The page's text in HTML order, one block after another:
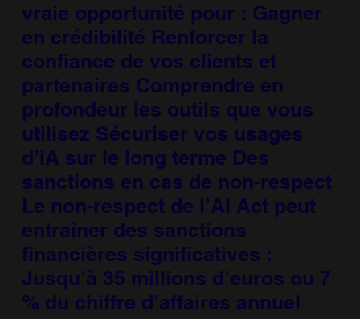
vraie opportunité pour : Gagner
en crédibilité Renforcer la
confiance de vos clients et
partenaires Comprendre en
profondeur les outils que vous
utilisez Sécuriser vos usages
d’iA sur le long terme Des
sanctions en cas de non-respect
Le non-respect de l’AI Act peut
entraîner des sanctions
financières significatives :
Jusqu’à 35 millions d’euros ou 7
% du chiffre d’affaires annuel